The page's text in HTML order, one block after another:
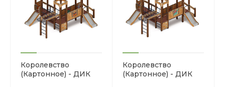
Королевство
(Картонное) - ДИК
Королевство
(Картонное) - ДИК